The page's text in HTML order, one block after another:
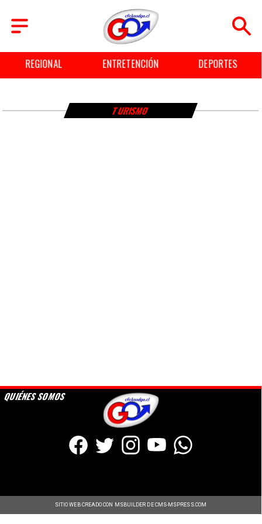
REGIONAL ENTRETENCIÓN DEPORTES
TURISMO
SITIO WEB CREADO CON MSBUILDER DE CMS-MSPRESS.COM
QUIÉNES SOMOS